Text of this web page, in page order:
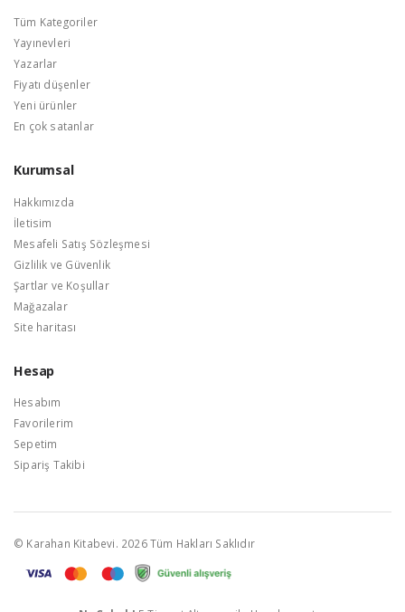
Tüm Kategoriler
Yayınevleri
Yazarlar
Fiyatı düşenler
Yeni ürünler
En çok satanlar
Kurumsal
Hakkımızda
İletisim
Mesafeli Satış Sözleşmesi
Gizlilik ve Güvenlik
Şartlar ve Koşullar
Mağazalar
Site haritası
Hesap
Hesabım
Favorilerim
Sepetim
Sipariş Takibi
© Karahan Kitabevi. 2026 Tüm Hakları Saklıdır